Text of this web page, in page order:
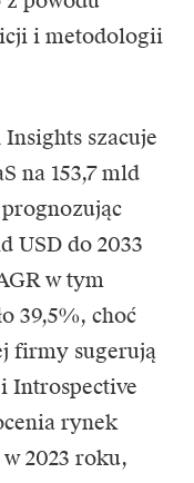
i metodologii
Insights szacuje
na 153,7 mld
USD do 2033
w tym
39,5%, choć
firmy sugerują
Introspective
rynek
2023 roku,